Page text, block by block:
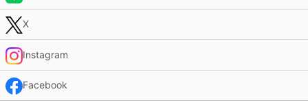
X
Instagram
Facebook